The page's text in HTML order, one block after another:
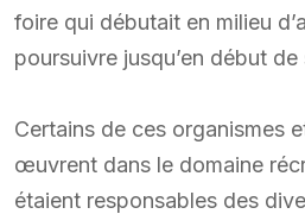
foire qui débutait en milieu
poursuivre jusqu’en début de
Certains de ces organismes
œuvrent dans le domaine
étaient responsables des